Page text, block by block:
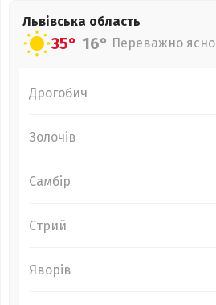
Львівська область
35° 16° Переважно ясно
Дрогобич
Золочів
Самбір
Стрий
Яворів